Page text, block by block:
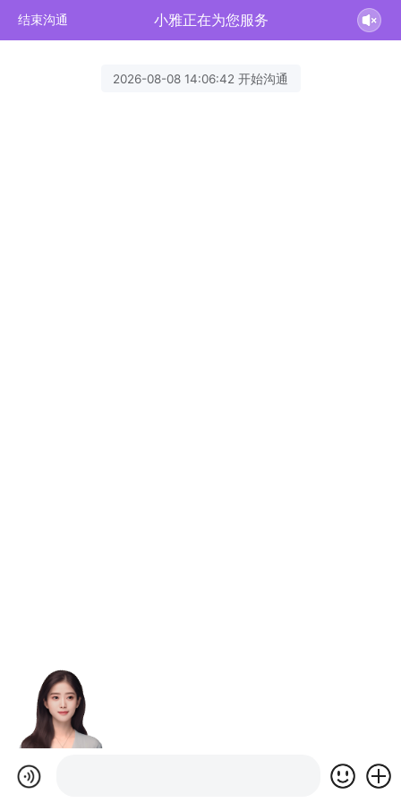
结束沟通 小雅正在为您服务
2026-08-08 14:06:42 开始沟通